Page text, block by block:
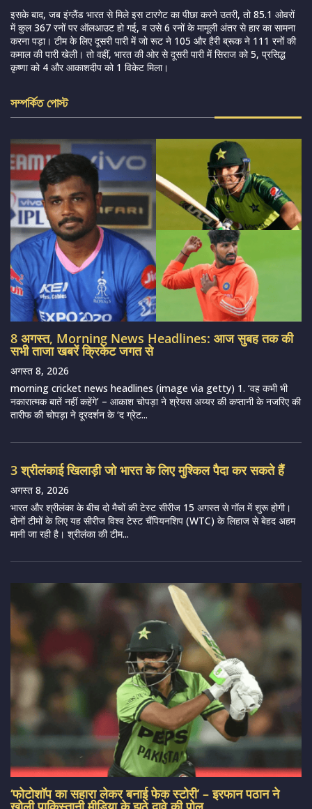
इसके बाद, जब इंग्लैंड भारत से मिले इस टारगेट का पीछा करने उतरी, तो 85.1 ओवरों
में कुल 367 रनों पर ऑलआउट हो गई, व उसे 6 रनों के मामूली अंतर से हार का सामना
करना पड़ा। टीम के लिए दूसरी पारी में जो रूट ने 105 और हैरी ब्रूक ने 111 रनों की
कमाल की पारी खेली। तो वहीं, भारत की ओर से दूसरी पारी में सिराज को 5, प्रसिद्ध
कृष्णा को 4 और आकाशदीप को 1 विकेट मिला।
সম্পর্কিত পোস্ট
8 अगस्त, Morning News Headlines: आज सुबह तक की
सभी ताजा खबरें क्रिकेट जगत से
अगस्त 8, 2026
morning cricket news headlines (image via getty) 1. ‘वह कभी भी
नकारात्मक बातें नहीं कहेंगे’ – आकाश चोपड़ा ने श्रेयस अय्यर की कप्तानी के नजरिए की
तारीफ की चोपड़ा ने दूरदर्शन के ‘द ग्रेट...
3 श्रीलंकाई खिलाड़ी जो भारत के लिए मुश्किल पैदा कर सकते हैं
अगस्त 8, 2026
भारत और श्रीलंका के बीच दो मैचों की टेस्ट सीरीज 15 अगस्त से गॉल में शुरू होगी।
दोनों टीमों के लिए यह सीरीज विश्व टेस्ट चैंपियनशिप (WTC) के लिहाज से बेहद अहम
मानी जा रही है। श्रीलंका की टीम...
‘फोटोशॉप का सहारा लेकर बनाई फेक स्टोरी’ – इरफान पठान ने